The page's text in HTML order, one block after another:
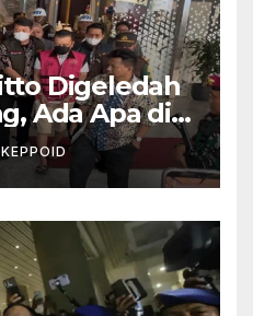
Digeledah
Ada Apa di
Febrie?